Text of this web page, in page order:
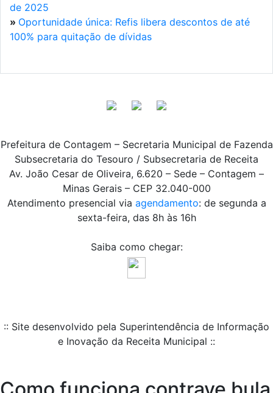
de 2025
» Oportunidade única: Refis libera descontos de até
100% para quitação de dívidas
Prefeitura de Contagem – Secretaria Municipal de Fazenda
Subsecretaria do Tesouro / Subsecretaria de Receita
Av. João Cesar de Oliveira, 6.620 – Sede – Contagem –
Minas Gerais – CEP 32.040-000
Atendimento presencial via agendamento: de segunda a
sexta-feira, das 8h às 16h
Saiba como chegar:
:: Site desenvolvido pela Superintendência de Informação
e Inovação da Receita Municipal ::